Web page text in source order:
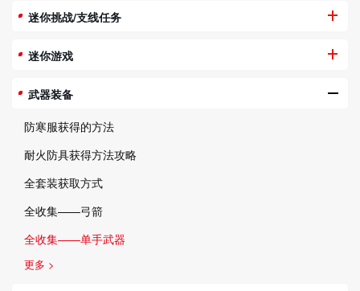
迷你挑战/支线任务
迷你游戏
武器装备
防寒服获得的方法
耐火防具获得方法攻略
全套装获取方式
全收集——弓箭
全收集——单手武器
更多 >